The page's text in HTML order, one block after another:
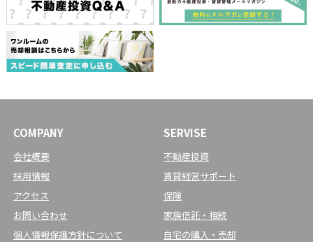
COMPANY
会社概要
採用情報
アクセス
お問い合わせ
個人情報保護方針について
SERVISE
不動産投資
賃貸経営サポート
保険
家族信託・相続
自宅の購入・売却